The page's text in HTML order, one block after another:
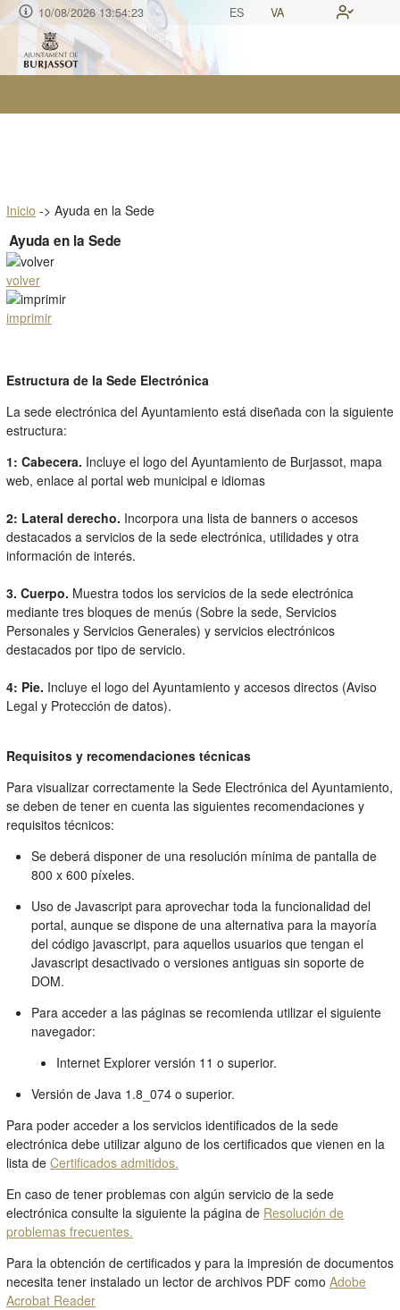
10/08/2026 13:54:24 ES VA
Inicio -> Ayuda en la Sede
Ayuda en la Sede
volver
imprimir
Estructura de la Sede Electrónica
La sede electrónica del Ayuntamiento está diseñada con la siguiente
estructura:
1: Cabecera. Incluye el logo del Ayuntamiento de Burjassot, mapa
web, enlace al portal web municipal e idiomas
2: Lateral derecho. Incorpora una lista de banners o accesos
destacados a servicios de la sede electrónica, utilidades y otra
información de interés.
3. Cuerpo. Muestra todos los servicios de la sede electrónica
mediante tres bloques de menús (Sobre la sede, Servicios
Personales y Servicios Generales) y servicios electrónicos
destacados por tipo de servicio.
4: Pie. Incluye el logo del Ayuntamiento y accesos directos (Aviso
Legal y Protección de datos).
Requisitos y recomendaciones técnicas
Para visualizar correctamente la Sede Electrónica del Ayuntamiento,
se deben de tener en cuenta las siguientes recomendaciones y
requisitos técnicos:
Se deberá disponer de una resolución mínima de pantalla de
800 x 600 píxeles.
Uso de Javascript para aprovechar toda la funcionalidad del
portal, aunque se dispone de una alternativa para la mayoría
del código javascript, para aquellos usuarios que tengan el
Javascript desactivado o versiones antiguas sin soporte de
DOM.
Para acceder a las páginas se recomienda utilizar el siguiente
navegador:
Internet Explorer versión 11 o superior.
Versión de Java 1.8_074 o superior.
Para poder acceder a los servicios identificados de la sede
electrónica debe utilizar alguno de los certificados que vienen en la
lista de Certificados admitidos.
En caso de tener problemas con algún servicio de la sede
electrónica consulte la siguiente la página de Resolución de
problemas frecuentes.
Para la obtención de certificados y para la impresión de documentos
necesita tener instalado un lector de archivos PDF como Adobe
Acrobat Reader